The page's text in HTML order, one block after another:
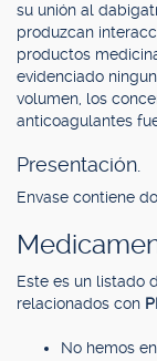
su unión al
produzcan
productos
evidenciado
volumen, los
anticoagulantes
Presentación.
Envase contiene
Este es un listado
relacionados con
No hemos